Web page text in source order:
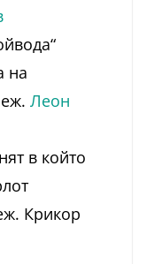
на
Леон
в който
Крикор